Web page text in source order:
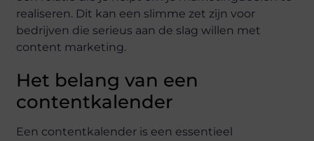
realiseren. Dit kan een slimme zet zijn voor
bedrijven die serieus aan de slag willen met
content marketing.
Het belang van een
contentkalender
Een contentkalender is een essentieel